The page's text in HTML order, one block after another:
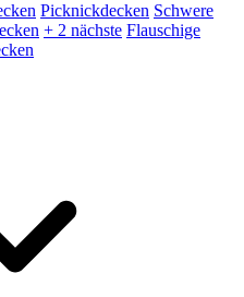
Picknickdecken Schwere
+ 2 nächste Flauschige